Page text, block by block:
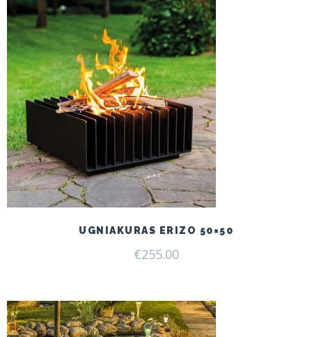
UGNIAKURAS ERIZO 50×50
€255.00